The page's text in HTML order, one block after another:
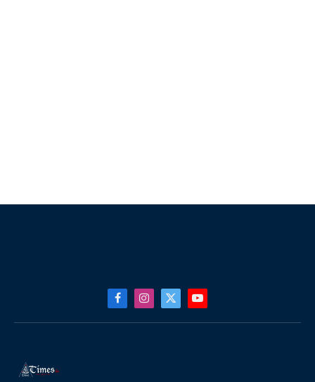
FacebookInstagram
X
(Twitter)
YouTube